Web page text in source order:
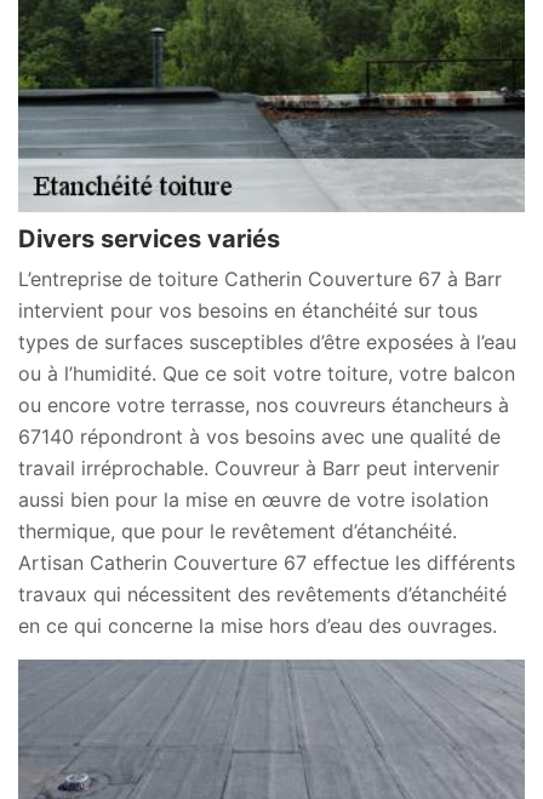
Divers services variés
L’entreprise de toiture Catherin Couverture 67 à Barr
intervient pour vos besoins en étanchéité sur tous
types de surfaces susceptibles d’être exposées à l’eau
ou à l’humidité. Que ce soit votre toiture, votre balcon
ou encore votre terrasse, nos couvreurs étancheurs à
67140 répondront à vos besoins avec une qualité de
travail irréprochable. Couvreur à Barr peut intervenir
aussi bien pour la mise en œuvre de votre isolation
thermique, que pour le revêtement d’étanchéité.
Artisan Catherin Couverture 67 effectue les différents
travaux qui nécessitent des revêtements d’étanchéité
en ce qui concerne la mise hors d’eau des ouvrages.